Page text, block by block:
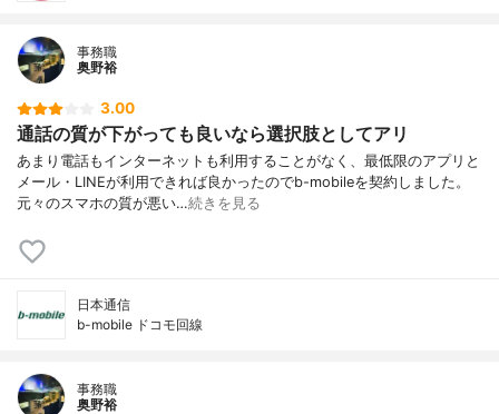
事務職
奥野裕
3.00
通話の質が下がっても良いなら選択肢としてアリ
あまり電話もインターネットも利用することがなく、最低限のアプリと
メール・LINEが利用できれば良かったのでb-mobileを契約しました。
元々のスマホの質が悪い…続きを見る
日本通信
b-mobile ドコモ回線
事務職
奥野裕